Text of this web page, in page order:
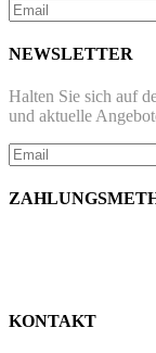
NEWSLETTER
Halten Sie sich auf
und aktuelle
KONTAKT